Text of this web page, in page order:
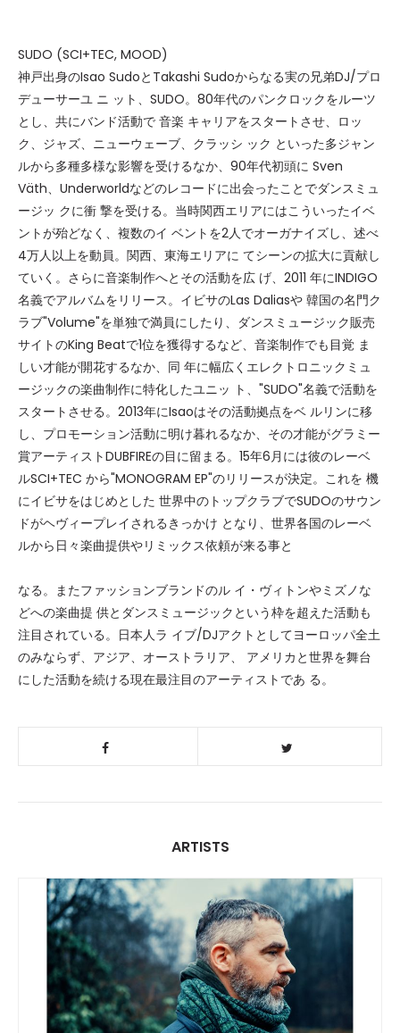
SUDO (SCI+TEC, MOOD)
神戸出身のIsao SudoとTakashi Sudoからなる実の兄弟DJ/プロ
デューサーユ ニ ット、SUDO。80年代のパンクロックをルーツ
とし、共にバンド活動で 音楽 キャリアをスタートさせ、ロッ
ク、ジャズ、ニューウェーブ、クラッシ ック といった多ジャン
ルから多種多様な影響を受けるなか、90年代初頭に Sven
Väth、Underworldなどのレコードに出会ったことでダンスミュ
ージッ クに衝 撃を受ける。当時関西エリアにはこういったイベ
ントが殆どなく、複数のイ ベントを2人でオーガナイズし、述べ
4万人以上を動員。関西、東海エリアに てシーンの拡大に貢献し
ていく。さらに音楽制作へとその活動を広 げ、2011 年にINDIGO
名義でアルバムをリリース。イビサのLas Daliasや 韓国の名門ク
ラブ"Volume"を単独で満員にしたり、ダンスミュージック販売
サイトのKing Beatで1位を獲得するなど、音楽制作でも目覚 ま
しい才能が開花するなか、同 年に幅広くエレクトロニックミュ
ージックの楽曲制作に特化したユニッ ト、"SUDO"名義で活動を
スタートさせる。2013年にIsaoはその活動拠点をベ ルリンに移
し、プロモーション活動に明け暮れるなか、その才能がグラミー
賞アーティストDUBFIREの目に留まる。15年6月には彼のレーベ
ルSCI+TEC から"MONOGRAM EP"のリリースが決定。これを 機
にイビサをはじめとした 世界中のトップクラブでSUDOのサウン
ドがヘヴィープレイされるきっかけ となり、世界各国のレーベ
ルから日々楽曲提供やリミックス依頼が来る事と
なる。またファッションブランドのル イ・ヴィトンやミズノな
どへの楽曲提 供とダンスミュージックという枠を超えた活動も
注目されている。日本人ラ イブ/DJアクトとしてヨーロッパ全土
のみならず、アジア、オーストラリア、 アメリカと世界を舞台
にした活動を続ける現在最注目のアーティストであ る。
ARTISTS